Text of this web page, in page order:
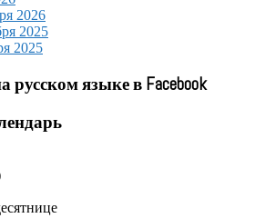
2026
2025
2025
языке в Facebook